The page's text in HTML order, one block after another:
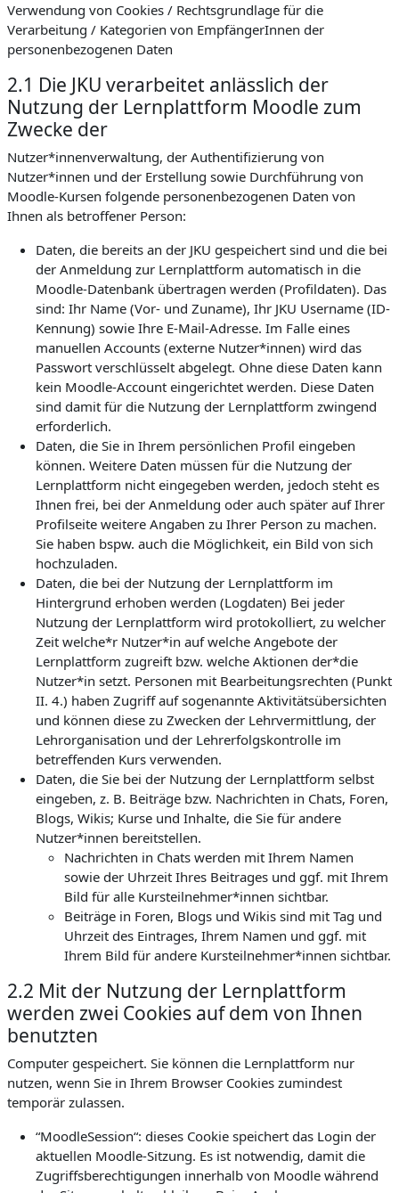
Verwendung von Cookies / Rechtsgrundlage für die
Verarbeitung / Kategorien von EmpfängerInnen der
personenbezogenen Daten
2.1 Die JKU verarbeitet anlässlich der
Nutzung der Lernplattform Moodle zum
Zwecke der
Nutzer*innenverwaltung, der Authentifizierung von
Nutzer*innen und der Erstellung sowie Durchführung von
Moodle-Kursen folgende personenbezogenen Daten von
Ihnen als betroffener Person:
Daten, die bereits an der JKU gespeichert sind und die bei
der Anmeldung zur Lernplattform automatisch in die
Moodle-Datenbank übertragen werden (Profildaten). Das
sind: Ihr Name (Vor- und Zuname), Ihr JKU Username (ID-
Kennung) sowie Ihre E-Mail-Adresse. Im Falle eines
manuellen Accounts (externe Nutzer*innen) wird das
Passwort verschlüsselt abgelegt. Ohne diese Daten kann
kein Moodle-Account eingerichtet werden. Diese Daten
sind damit für die Nutzung der Lernplattform zwingend
erforderlich.
Daten, die Sie in Ihrem persönlichen Profil eingeben
können. Weitere Daten müssen für die Nutzung der
Lernplattform nicht eingegeben werden, jedoch steht es
Ihnen frei, bei der Anmeldung oder auch später auf Ihrer
Profilseite weitere Angaben zu Ihrer Person zu machen.
Sie haben bspw. auch die Möglichkeit, ein Bild von sich
hochzuladen.
Daten, die bei der Nutzung der Lernplattform im
Hintergrund erhoben werden (Logdaten) Bei jeder
Nutzung der Lernplattform wird protokolliert, zu welcher
Zeit welche*r Nutzer*in auf welche Angebote der
Lernplattform zugreift bzw. welche Aktionen der*die
Nutzer*in setzt. Personen mit Bearbeitungsrechten (Punkt
II. 4.) haben Zugriff auf sogenannte Aktivitätsübersichten
und können diese zu Zwecken der Lehrvermittlung, der
Lehrorganisation und der Lehrerfolgskontrolle im
betreffenden Kurs verwenden.
Daten, die Sie bei der Nutzung der Lernplattform selbst
eingeben, z. B. Beiträge bzw. Nachrichten in Chats, Foren,
Blogs, Wikis; Kurse und Inhalte, die Sie für andere
Nutzer*innen bereitstellen.
Nachrichten in Chats werden mit Ihrem Namen
sowie der Uhrzeit Ihres Beitrages und ggf. mit Ihrem
Bild für alle Kursteilnehmer*innen sichtbar.
Beiträge in Foren, Blogs und Wikis sind mit Tag und
Uhrzeit des Eintrages, Ihrem Namen und ggf. mit
Ihrem Bild für andere Kursteilnehmer*innen sichtbar.
2.2 Mit der Nutzung der Lernplattform
werden zwei Cookies auf dem von Ihnen
benutzten
Computer gespeichert. Sie können die Lernplattform nur
nutzen, wenn Sie in Ihrem Browser Cookies zumindest
temporär zulassen.
“MoodleSession“: dieses Cookie speichert das Login der
aktuellen Moodle-Sitzung. Es ist notwendig, damit die
Zugriffsberechtigungen innerhalb von Moodle während